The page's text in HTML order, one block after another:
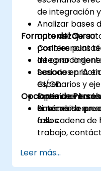
de integración
Analizar bases
aprendizaje
posibles
Integrar la
basada en IA
CI/CD.
Optimizar las
basándose en
fallos.
Formato del Curso
Conferencias
de
Sesiones
escenarios y
entorno de
Opciones de
Si necesita
a su cadena
trabajo,
Leer más...